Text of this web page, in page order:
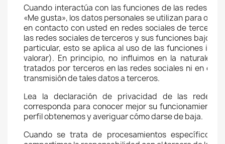
Cuando interactúa con las funciones de las redes
«Me gusta», los datos personales se utilizan para
en contacto con usted en redes sociales de
las redes sociales de terceros y sus funciones bajo su
particular, esto se aplica al uso de las funciones
valorar). En principio, no influimos en la
tratados por terceros en las redes sociales ni en el
transmisión de tales datos a terceros.
Lea la declaración de privacidad de las redes
corresponda para conocer mejor su funcionamiento,
perfil obtenemos y averiguar cómo darse de baja.
Cuando se trata de procesamientos específicos